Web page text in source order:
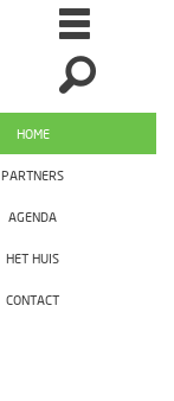
HOME
PARTNERS
AGENDA
HET HUIS
CONTACT